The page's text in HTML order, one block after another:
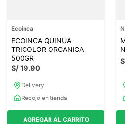
Ecoinca
ECOINCA QUINUA
TRICOLOR ORGANICA
500GR
S/19.90
Delivery
Recojo en tienda
AGREGAR AL CARRITO